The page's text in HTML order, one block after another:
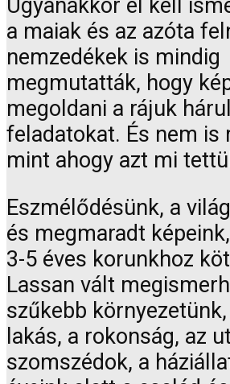
Ugyanakkor el kell
a maiak és az azóta
nemzedékek is mindig
megmutatták, hogy
megoldani a rájuk
feladatokat. És nem is
mint ahogy azt mi
Eszmélődésünk, a
és megmaradt
3-5 éves korunkhoz
Lassan vált
szűkebb
lakás, a rokonság, az
szomszédok, a